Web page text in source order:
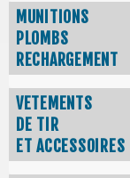
MUNITIONS
PLOMBS
RECHARGEMENT
VETEMENTS
DE TIR
ET ACCESSOIRES